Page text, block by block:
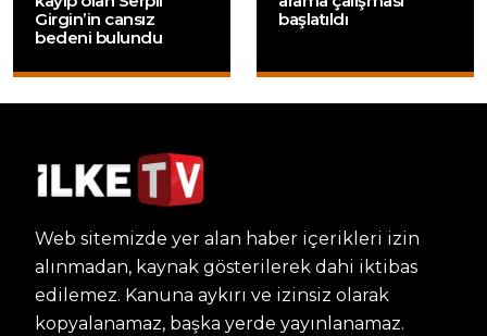
Girgin’in cansız
bedeni bulundu
başlatıldı
Web sitemizde yer alan haber içerikleri izin
alınmadan, kaynak gösterilerek dahi iktibas
edilemez. Kanuna aykırı ve izinsiz olarak
kopyalanamaz, başka yerde yayınlanamaz.